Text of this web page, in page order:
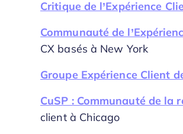
Critique de l’Expérience
Communauté de
CX basés à New York
Groupe Expérience Client
CuSP : Communauté de la
client à Chicago